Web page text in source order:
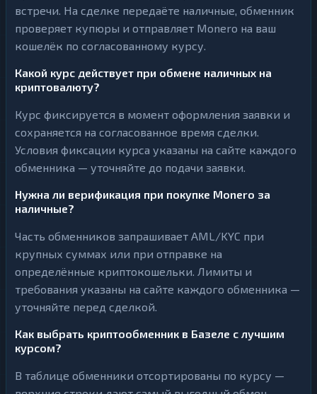
встречи. На сделке передаёте наличные, обменник
проверяет купюры и отправляет Monero на ваш
кошелёк по согласованному курсу.
Какой курс действует при обмене наличных на
криптовалюту?
Курс фиксируется в момент оформления заявки и
сохраняется на согласованное время сделки.
Условия фиксации курса указаны на сайте каждого
обменника — уточняйте до подачи заявки.
Нужна ли верификация при покупке Monero за
наличные?
Часть обменников запрашивает AML/KYC при
крупных суммах или при отправке на
определённые криптокошельки. Лимиты и
требования указаны на сайте каждого обменника —
уточняйте перед сделкой.
Как выбрать криптообменник в Базеле с лучшим
курсом?
В таблице обменники отсортированы по курсу —